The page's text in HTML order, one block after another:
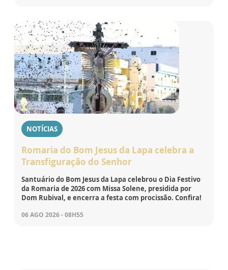
NOTÍCIAS
Romaria do Bom Jesus da Lapa celebra a
Transfiguração do Senhor
Santuário do Bom Jesus da Lapa celebrou o Dia Festivo
da Romaria de 2026 com Missa Solene, presidida por
Dom Rubival, e encerra a festa com procissão. Confira!
06 AGO 2026 - 08H55